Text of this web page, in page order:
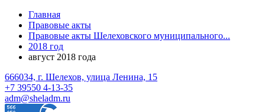
Главная
Правовые акты
Правовые акты Шелеховского муниципального...
2018 год
август 2018 года
666034, г. Шелехов, улица Ленина, 15
+7 39550 4-13-35
adm@sheladm.ru